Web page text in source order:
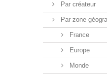
Par créateur
Par zone
France
Europe
Monde